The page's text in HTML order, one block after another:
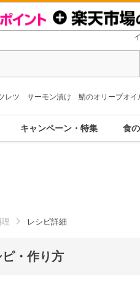
レツ サーモン漬け 鯖のオリーブオイ
キャンペーン・特集 食
レシピ詳細
・作り方